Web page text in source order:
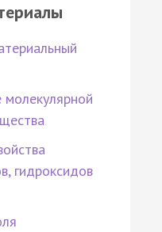
гидроксидов